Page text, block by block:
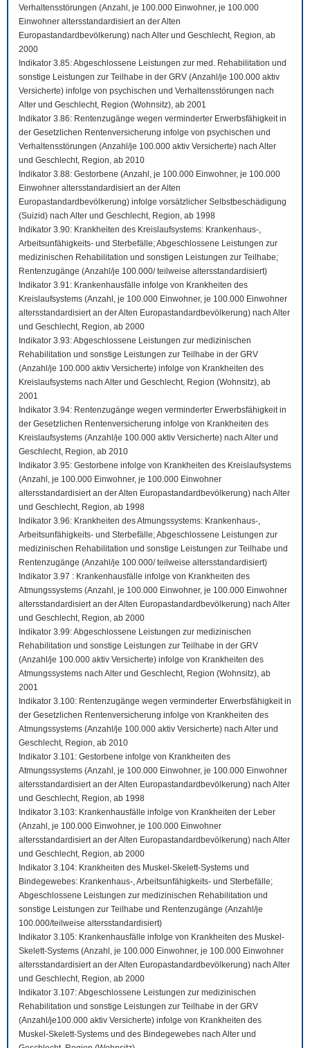
Verhaltensstörungen (Anzahl, je 100.000 Einwohner, je 100.000
Einwohner altersstandardisiert an der Alten
Europastandardbevölkerung) nach Alter und Geschlecht, Region, ab
2000
Indikator 3.85: Abgeschlossene Leistungen zur med. Rehabilitation und
sonstige Leistungen zur Teilhabe in der GRV (Anzahl/je 100.000 aktiv
Versicherte) infolge von psychischen und Verhaltensstörungen nach
Alter und Geschlecht, Region (Wohnsitz), ab 2001
Indikator 3.86: Rentenzugänge wegen verminderter Erwerbsfähigkeit in
der Gesetzlichen Rentenversicherung infolge von psychischen und
Verhaltensstörungen (Anzahl/je 100.000 aktiv Versicherte) nach Alter
und Geschlecht, Region, ab 2010
Indikator 3.88: Gestorbene (Anzahl, je 100.000 Einwohner, je 100.000
Einwohner altersstandardisiert an der Alten
Europastandardbevölkerung) infolge vorsätzlicher Selbstbeschädigung
(Suizid) nach Alter und Geschlecht, Region, ab 1998
Indikator 3.90: Krankheiten des Kreislaufsystems: Krankenhaus-,
Arbeitsunfähigkeits- und Sterbefälle; Abgeschlossene Leistungen zur
medizinischen Rehabilitation und sonstigen Leistungen zur Teilhabe;
Rentenzugänge (Anzahl/je 100.000/ teilweise altersstandardisiert)
Indikator 3.91: Krankenhausfälle infolge von Krankheiten des
Kreislaufsystems (Anzahl, je 100.000 Einwohner, je 100.000 Einwohner
altersstandardisiert an der Alten Europastandardbevölkerung) nach Alter
und Geschlecht, Region, ab 2000
Indikator 3.93: Abgeschlossene Leistungen zur medizinischen
Rehabilitation und sonstige Leistungen zur Teilhabe in der GRV
(Anzahl/je 100.000 aktiv Versicherte) infolge von Krankheiten des
Kreislaufsystems nach Alter und Geschlecht, Region (Wohnsitz), ab
2001
Indikator 3.94: Rentenzugänge wegen verminderter Erwerbsfähigkeit in
der Gesetzlichen Rentenversicherung infolge von Krankheiten des
Kreislaufsystems (Anzahl/je 100.000 aktiv Versicherte) nach Alter und
Geschlecht, Region, ab 2010
Indikator 3.95: Gestorbene infolge von Krankheiten des Kreislaufsystems
(Anzahl, je 100.000 Einwohner, je 100.000 Einwohner
altersstandardisiert an der Alten Europastandardbevölkerung) nach Alter
und Geschlecht, Region, ab 1998
Indikator 3.96: Krankheiten des Atmungssystems: Krankenhaus-,
Arbeitsunfähigkeits- und Sterbefälle; Abgeschlossene Leistungen zur
medizinischen Rehabilitation und sonstige Leistungen zur Teilhabe und
Rentenzugänge (Anzahl/je 100.000/ teilweise altersstandardisiert)
Indikator 3.97 : Krankenhausfälle infolge von Krankheiten des
Atmungssystems (Anzahl, je 100.000 Einwohner, je 100.000 Einwohner
altersstandardisiert an der Alten Europastandardbevölkerung) nach Alter
und Geschlecht, Region, ab 2000
Indikator 3.99: Abgeschlossene Leistungen zur medizinischen
Rehabilitation und sonstige Leistungen zur Teilhabe in der GRV
(Anzahl/je 100.000 aktiv Versicherte) infolge von Krankheiten des
Atmungssystems nach Alter und Geschlecht, Region (Wohnsitz), ab
2001
Indikator 3.100: Rentenzugänge wegen verminderter Erwerbsfähigkeit in
der Gesetzlichen Rentenversicherung infolge von Krankheiten des
Atmungssystems (Anzahl/je 100.000 aktiv Versicherte) nach Alter und
Geschlecht, Region, ab 2010
Indikator 3.101: Gestorbene infolge von Krankheiten des
Atmungssystems (Anzahl, je 100.000 Einwohner, je 100.000 Einwohner
altersstandardisiert an der Alten Europastandardbevölkerung) nach Alter
und Geschlecht, Region, ab 1998
Indikator 3.103: Krankenhausfälle infolge von Krankheiten der Leber
(Anzahl, je 100.000 Einwohner, je 100.000 Einwohner
altersstandardisiert an der Alten Europastandardbevölkerung) nach Alter
und Geschlecht, Region, ab 2000
Indikator 3.104: Krankheiten des Muskel-Skelett-Systems und
Bindegewebes: Krankenhaus-, Arbeitsunfähigkeits- und Sterbefälle;
Abgeschlossene Leistungen zur medizinischen Rehabilitation und
sonstige Leistungen zur Teilhabe und Rentenzugänge (Anzahl/je
100.000/teilweise altersstandardisiert)
Indikator 3.105: Krankenhausfälle infolge von Krankheiten des Muskel-
Skelett-Systems (Anzahl, je 100.000 Einwohner, je 100.000 Einwohner
altersstandardisiert an der Alten Europastandardbevölkerung) nach Alter
und Geschlecht, Region, ab 2000
Indikator 3.107: Abgeschlossene Leistungen zur medizinischen
Rehabilitation und sonstige Leistungen zur Teilhabe in der GRV
(Anzahl/je100.000 aktiv Versicherte) infolge von Krankheiten des
Muskel-Skelett-Systems und des Bindegewebes nach Alter und